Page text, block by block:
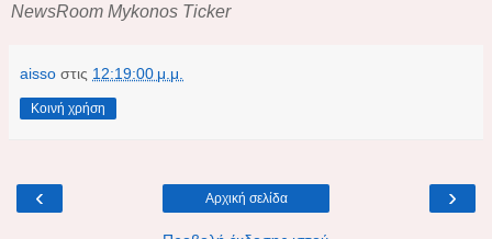
NewsRoom Mykonos Ticker
aisso στις 12:19:00 μ.μ.
Κοινή χρήση
‹ ›
Αρχική σελίδα